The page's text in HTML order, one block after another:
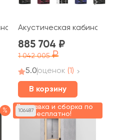
LWOP FOUR felt
Акустическая кабина
885 704
1 042 005
5.0оценок (1)
В корзину
% 106487
Доставка и сборка по
МСК Бесплатно!